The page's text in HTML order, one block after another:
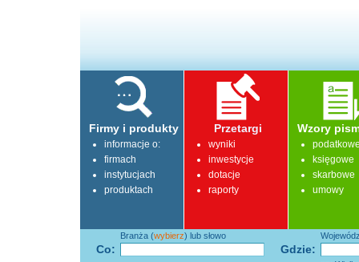
Firmy i produkty
informacje o:
firmach
instytucjach
produktach
Przetargi
wyniki
inwestycje
dotacje
raporty
Wzory
księgowe
skarbowe
umowy
Co: Gdzie:
Branża (wybierz) lub słowo